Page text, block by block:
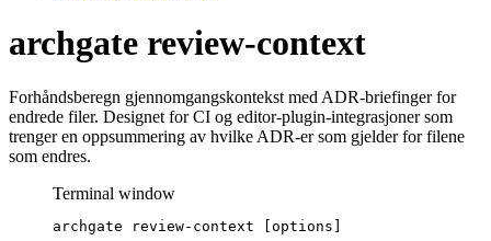
archgate review-context
Forhåndsberegn gjennomgangskontekst med ADR-briefinger for
endrede filer. Designet for CI og editor-plugin-integrasjoner som
trenger en oppsummering av hvilke ADR-er som gjelder for filene
som endres.
Terminal window
archgate review-context [options]